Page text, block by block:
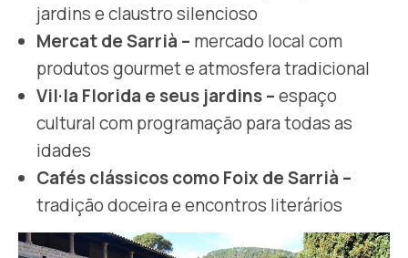
jardins e claustro silencioso
Mercat de Sarrià – mercado local com
produtos gourmet e atmosfera tradicional
Vil·la Florida e seus jardins –espaço
cultural com programação para todas as
idades
Cafés clássicos como Foix de Sarrià –
tradição doceira e encontros literários